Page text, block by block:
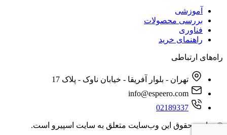
آموزشی
بررسی محصولات
فناوری
راهنمای خرید
راه‌های ارتباطی
تهران - بلوار آفریقا - خیابان ناوک - پلاک 17
02189337
© تمامی حقوق این وب‌سایت متعلق به سایت اسپیرو است.